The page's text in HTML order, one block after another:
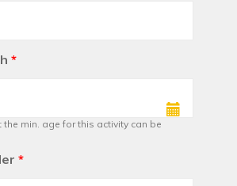
*
the min. age for this activity can be
*